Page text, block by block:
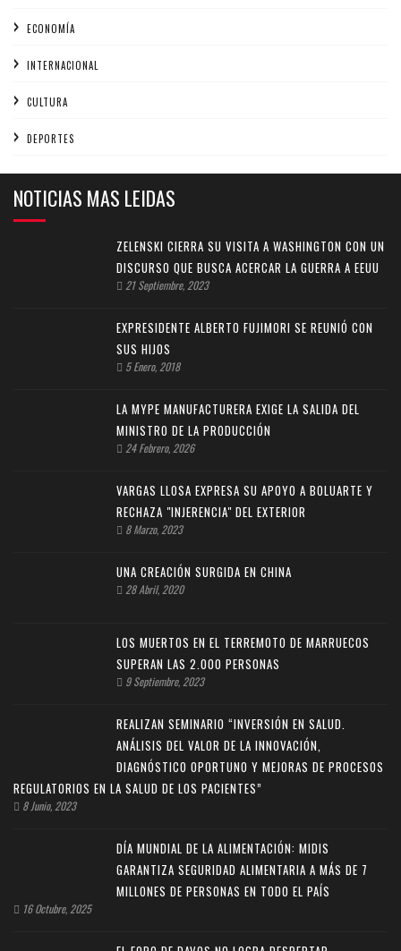
ECONOMÍA
INTERNACIONAL
CULTURA
DEPORTES
NOTICIAS MAS LEIDAS
ZELENSKI CIERRA SU VISITA A WASHINGTON CON UN
DISCURSO QUE BUSCA ACERCAR LA GUERRA A EEUU
21 Septiembre, 2023
EXPRESIDENTE ALBERTO FUJIMORI SE REUNIÓ CON
SUS HIJOS
5 Enero, 2018
LA MYPE MANUFACTURERA EXIGE LA SALIDA DEL
MINISTRO DE LA PRODUCCIÓN
24 Febrero, 2026
VARGAS LLOSA EXPRESA SU APOYO A BOLUARTE Y
RECHAZA "INJERENCIA" DEL EXTERIOR
8 Marzo, 2023
UNA CREACIÓN SURGIDA EN CHINA
28 Abril, 2020
LOS MUERTOS EN EL TERREMOTO DE MARRUECOS
SUPERAN LAS 2.000 PERSONAS
9 Septiembre, 2023
REALIZAN SEMINARIO “INVERSIÓN EN SALUD.
ANÁLISIS DEL VALOR DE LA INNOVACIÓN,
DIAGNÓSTICO OPORTUNO Y MEJORAS DE PROCESOS
REGULATORIOS EN LA SALUD DE LOS PACIENTES”
8 Junio, 2023
DÍA MUNDIAL DE LA ALIMENTACIÓN: MIDIS
GARANTIZA SEGURIDAD ALIMENTARIA A MÁS DE 7
MILLONES DE PERSONAS EN TODO EL PAÍS
16 Octubre, 2025